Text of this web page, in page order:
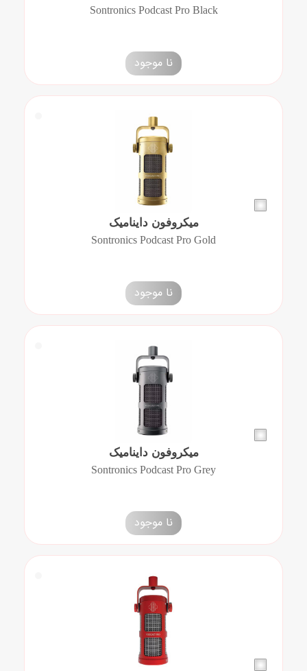
Sontronics Podcast Pro Black
نا موجود
میکروفون داینامیک
Sontronics Podcast Pro Gold
نا موجود
میکروفون داینامیک
Sontronics Podcast Pro Grey
نا موجود